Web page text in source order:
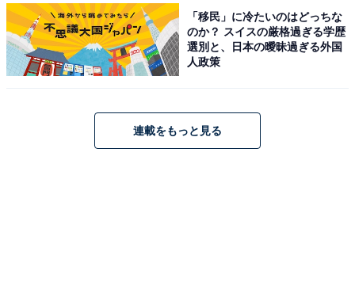
「移民」に冷たいのはどっちな
のか？ スイスの厳格過ぎる学歴
選別と、日本の曖昧過ぎる外国
人政策
連載をもっと見る